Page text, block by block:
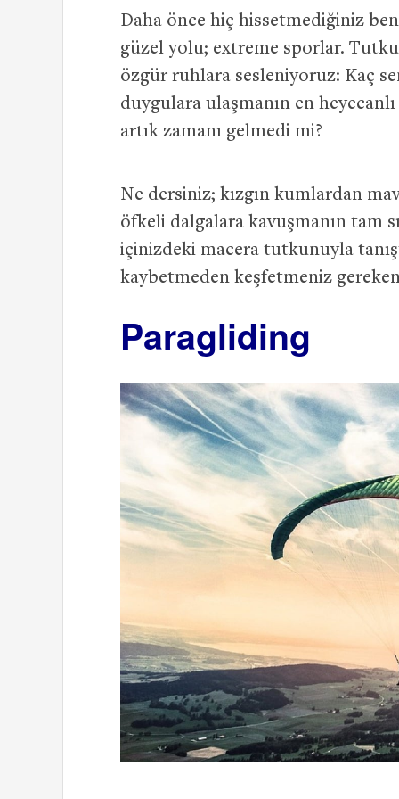
Daha önce hiç hissetmediğiniz
güzel yolu; extreme sporlar.
özgür ruhlara sesleniyoruz: Kaç
duygulara ulaşmanın en
artık zamanı gelmedi mi?
Ne dersiniz; kızgın kumlardan
öfkeli dalgalara kavuşmanın tam
içinizdeki macera tutkunuyla
kaybetmeden keşfetmeniz
Paragliding